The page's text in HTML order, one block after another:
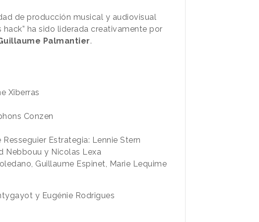
de producción musical y audiovisual
ha sido liderada creativamente por
Palmantier.
Xiberras
Conzen
Estrategia: Lennie Stern
Nebbouu y Nicolas Lexa
Guillaume Espinet, Marie Lequime
y Eugénie Rodrigues